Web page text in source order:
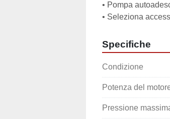
• Pompa
• Seleziona
Specifiche
Condizione
Potenza del
Pressione